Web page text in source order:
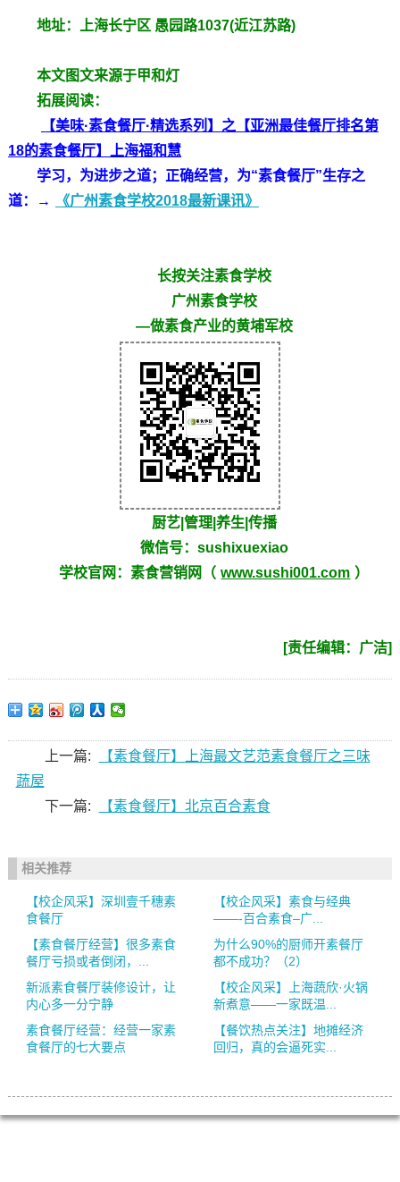
地址：上海长宁区 愚园路1037(近江苏路)
本文图文来源于甲和灯
拓展阅读：
【美味·素食餐厅·精选系列】之【亚洲最佳餐厅排名第
18的素食餐厅】上海福和慧
学习，为进步之道；正确经营，为“素食餐厅”生存之
道：→
《广州素食学校2018最新课讯》
长按关注素食学校
广州素食学校
—做素食产业的黄埔军校
厨艺|管理|养生|传播
微信号：sushixuexiao
学校官网：素食营销网（ www.sushi001.com ）
[责任编辑：广洁]
上一篇:
【素食餐厅】上海最文艺范素食餐厅之三味
蔬屋
下一篇:
【素食餐厅】北京百合素食
相关推荐
【校企风采】深圳壹千穗素
食餐厅
【校企风采】素食与经典
——-百合素食–广...
【素食餐厅经营】很多素食
餐厅亏损或者倒闭，...
为什么90%的厨师开素餐厅
都不成功？（2）
新派素食餐厅装修设计，让
内心多一分宁静
【校企风采】上海蔬欣·火锅
新煮意——一家既温...
素食餐厅经营：经营一家素
食餐厅的七大要点
【餐饮热点关注】地摊经济
回归，真的会逼死实...